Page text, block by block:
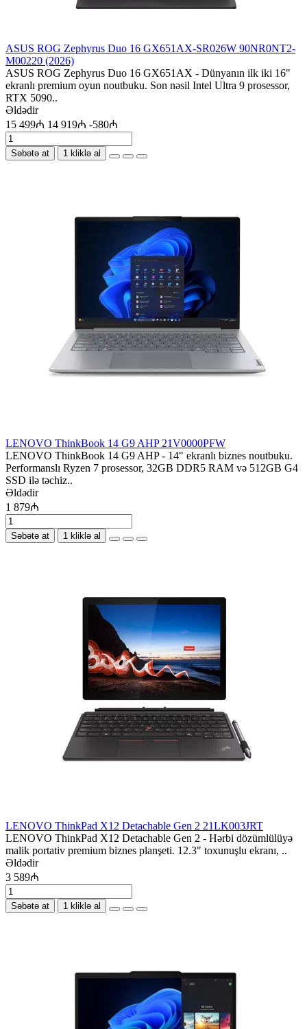
ASUS ROG Zephyrus Duo 16 GX651AX-SR026W 90NR0NT2-
M00220 (2026)
ASUS ROG Zephyrus Duo 16 GX651AX - Dünyanın ilk iki 16"
ekranlı premium oyun noutbuku. Son nəsil Intel Ultra 9 prosessor,
RTX 5090..
Əldədir
15 499₼ 14 919₼ -580₼
Səbətə at 1 kliklə al
LENOVO ThinkBook 14 G9 AHP 21V0000PFW
LENOVO ThinkBook 14 G9 AHP - 14" ekranlı biznes noutbuku.
Performanslı Ryzen 7 prosessor, 32GB DDR5 RAM və 512GB G4
SSD ilə təchiz..
Əldədir
1 879₼
Səbətə at 1 kliklə al
LENOVO ThinkPad X12 Detachable Gen 2 21LK003JRT
LENOVO ThinkPad X12 Detachable Gen 2 - Hərbi dözümlülüyə
malik portativ premium biznes planşeti. 12.3" toxunuşlu ekranı, ..
Əldədir
3 589₼
Səbətə at 1 kliklə al